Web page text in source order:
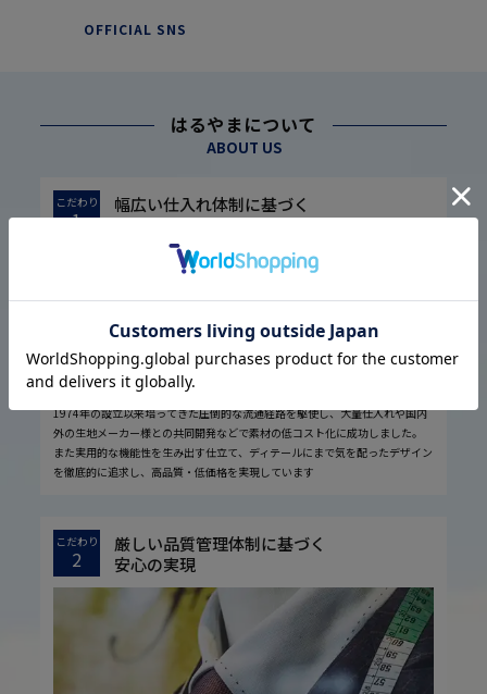
OFFICIAL SNS
はるやまについて
ABOUT US
こだわり
1
幅広い仕入れ体制に基づく
高品質・低価格の実現
1974年の設立以来培ってきた圧倒的な流通経路を駆使し、大量仕入れや国内
外の生地メーカー様との共同開発などで素材の低コスト化に成功しました。
また実用的な機能性を生み出す仕立て、ディテールにまで気を配ったデザイン
を徹底的に追求し、高品質・低価格を実現しています
こだわり
2
厳しい品質管理体制に基づく
安心の実現